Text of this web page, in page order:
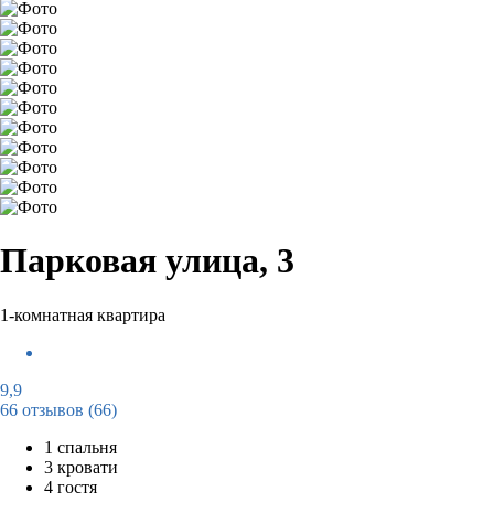
Парковая улица, 3
1-комнатная квартира
9,9
66 отзывов (66)
1 спальня
3 кровати
4 гостя